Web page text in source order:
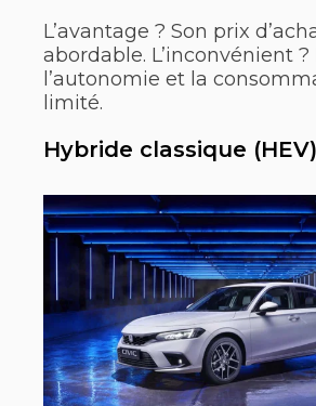
L’avantage ? Son prix
abordable. L’inconvénient ?
l’autonomie et la
limité.
Hybride classique (HEV)